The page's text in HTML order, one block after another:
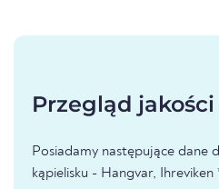
Przegląd
Posiadamy następujące dane
kąpielisku - Hangvar, Ihreviken